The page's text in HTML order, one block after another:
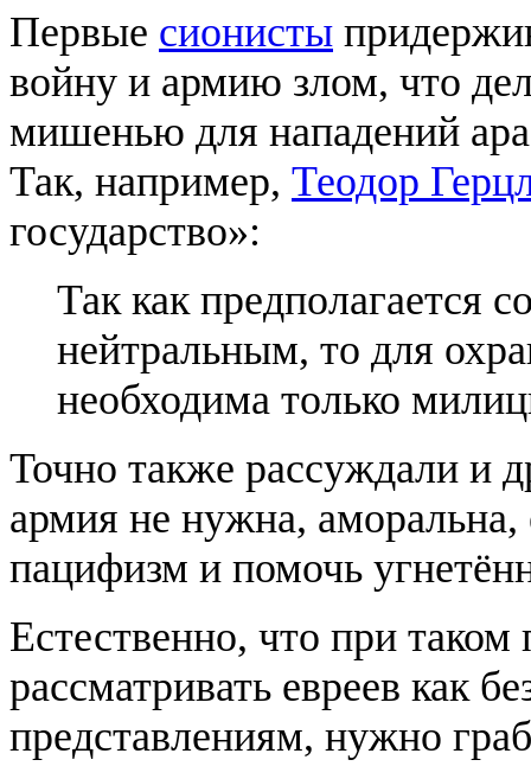
Первые сионисты
войну и армию злом, что
мишенью для нападений
Так, например, Теодор
государство»:
Так как предполагается
нейтральным, то для
необходима только
Точно также рассуждали и
армия не нужна,
пацифизм и помочь
Естественно, что при
рассматривать евреев как
представлениям, нужно